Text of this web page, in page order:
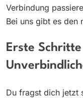
Verbindung
Bei uns gibt es den
Erste
Du fragst dich jetzt